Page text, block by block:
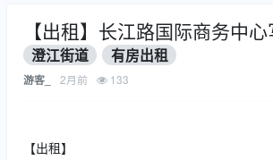
【出租】长江路国际商务中
澄江街道 有房出租
游客_ 2月前 133
【出租】